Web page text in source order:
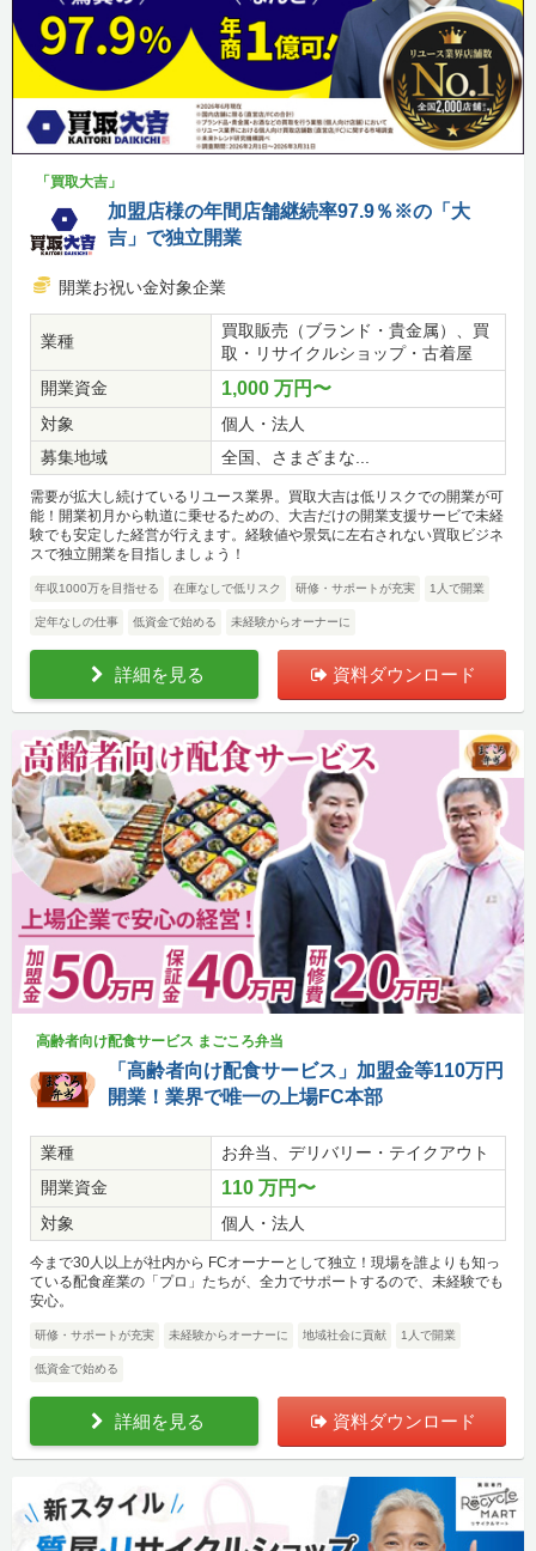
「買取大吉」
加盟店様の年間店舗継続率97.9％※の「大
吉」で独立開業
開業お祝い金対象企業
業種
買取販売（ブランド・貴金属）、買
取・リサイクルショップ・古着屋
開業資金
1,000 万円〜
対象
個人・法人
募集地域
全国、さまざまな...
需要が拡大し続けているリユース業界。買取大吉は低リスクでの開業が可
能！開業初月から軌道に乗せるための、大吉だけの開業支援サービで未経
験でも安定した経営が行えます。経験値や景気に左右されない買取ビジネ
スで独立開業を目指しましょう！
年収1000万を目指せる 在庫なしで低リスク 研修・サポートが充実 1人で開業
定年なしの仕事 低資金で始める 未経験からオーナーに
詳細を見る 資料ダウンロード
高齢者向け配食サービス まごころ弁当
「高齢者向け配食サービス」加盟金等110万円
開業！業界で唯一の上場FC本部
業種
お弁当、デリバリー・テイクアウト
開業資金
110 万円〜
対象 個人・法人
今まで30人以上が社内から FCオーナーとして独立！現場を誰よりも知っ
ている配食産業の「プロ」たちが、全力でサポートするので、未経験でも
安心。
研修・サポートが充実 未経験からオーナーに 地域社会に貢献 1人で開業
低資金で始める
詳細を見る 資料ダウンロード